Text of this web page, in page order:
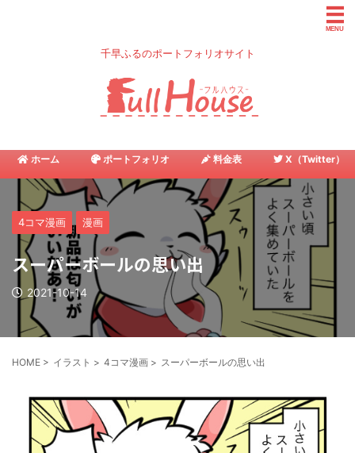
千早ふるのポートフォリオサイト
ホーム ポートフォリオ 料金表 X（Twitter）
4コマ漫画 漫画
スーパーボールの思い出
2021-10-14
HOME > イラスト > 4コマ漫画 > スーパーボールの思い出